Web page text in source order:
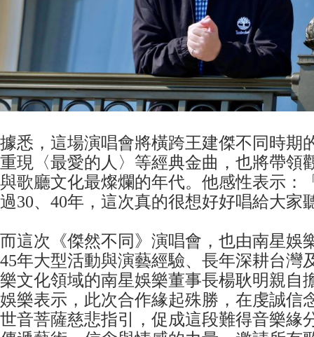
據悉，這場演唱會將橫跨王建傑不同時期
重現〈最愛的人〉等經典金曲，也將帶領
與歌廳文化最燦爛的年代。他感性表示：
過30、40年，這次真的很想好好唱給大家
而這次《傑然不同》演唱會，也由南星娛
45年大型活動與演藝經驗、長年深耕台灣
樂文化領域的南星娛樂董事長楊耿明親自
娛樂表示，此次合作緣起殊勝，在虔誠信
世音菩薩慈悲指引，促成這段難得音樂緣